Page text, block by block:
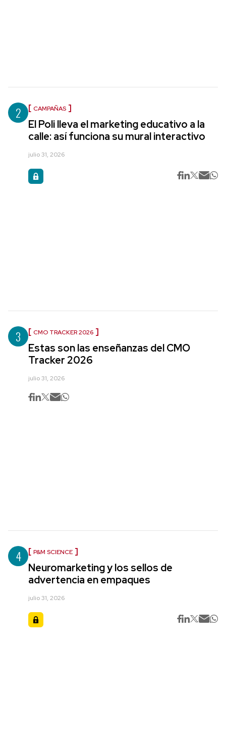
2 CAMPAÑAS
El Poli lleva el marketing educativo a la
calle: así funciona su mural interactivo
julio 31, 2026
3 CMO TRACKER 2026
Estas son las enseñanzas del CMO
Tracker 2026
julio 31, 2026
4 P&M SCIENCE
Neuromarketing y los sellos de
advertencia en empaques
julio 31, 2026